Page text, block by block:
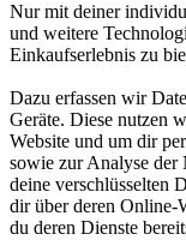
Nur mit deiner
und weitere
Einkaufserlebnis zu
Dazu erfassen wir
Geräte. Diese nutzen
Website und um dir
sowie zur Analyse der
deine verschlüsselten
dir über deren Online-
du deren Dienste